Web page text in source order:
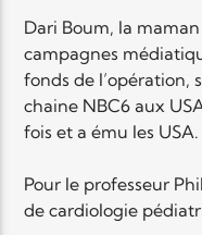
Dari Boum, la
campagnes
fonds de l’opération,
chaine NBC6 aux
fois et a ému les USA.
Pour le professeur
de cardiologie